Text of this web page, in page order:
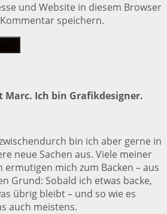
und Website in diesem Browser
speichern.
Marc. Ich bin Grafikdesigner.
bin ich aber gerne in
neue Sachen aus. Viele meiner
ermutigen mich zum Backen – aus
Grund: Sobald ich etwas backe,
übrig bleibt – und so wie es
auch meistens.